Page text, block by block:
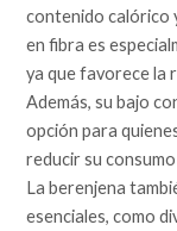
contenido calórico
en fibra es
ya que favorece la
Además, su bajo
opción para
reducir su
La berenjena
esenciales, como